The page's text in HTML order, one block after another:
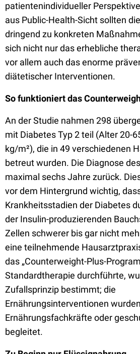
patientenindividueller
aus Public-Health-Sicht sollten
dringend zu konkreten
sich nicht nur das erhebliche
vor allem auch das enorme
diätetischer Interventionen.
So funktioniert das
An der Studie nahmen 298
mit Diabetes Typ 2 teil (Alter 20-
kg/m²), die in 49 verschiedenen
betreut wurden. Die Diagnose
maximal sechs Jahre zurück.
vor dem Hintergrund wichtig,
Krankheitsstadien der Diabetes
der Insulin-produzierenden
Zellen schwerer bis gar nicht
eine teilnehmende
das „Counterweight-Plus-
Standardtherapie durchführte,
Zufallsprinzip bestimmt; die
Ernährungsinterventionen
Ernährungsfachkräfte oder
begleitet.